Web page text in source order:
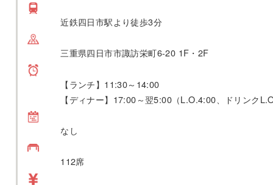
近鉄四日市駅より徒歩3分
三重県四日市市諏訪栄町6-20 1F・2F
【ランチ】11:30～14:00
【ディナー】17:00～翌5:00（L.O.4:00、ドリンク
なし
112席